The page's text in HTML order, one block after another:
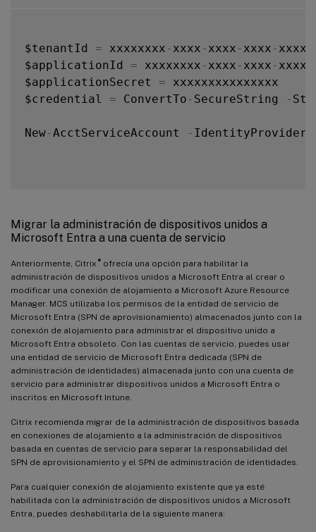
$tenantId = xxxxxxxx - xxxx - xxxx - xxxx -
$applicationId = xxxxxxxx - xxxx - xxxx - xxxx
$applicationSecret = xxxxxxxxxxxxxxx
$credential = ConvertTo - SecureString -
New-AcctServiceAccount -
Migrar la administración de dispositivos unidos a
Microsoft Entra a una cuenta de servicio
Anteriormente, Citrix ®ofrecía una opción para habilitar la
administración de dispositivos unidos a Microsoft Entra al crear o
modificar una conexión de alojamiento a Microsoft Azure Resource
Manager. MCS utilizaba los permisos de la entidad de servicio de
Microsoft Entra (SPN de aprovisionamiento) almacenados junto con la
conexión de alojamiento para administrar el dispositivo unido a
Microsoft Entra obsoleto. Con las cuentas de servicio, puedes usar
una entidad de servicio de Microsoft Entra dedicada (SPN de
administración de identidades) almacenada junto con una cuenta de
servicio para administrar dispositivos unidos a Microsoft Entra o
inscritos en Microsoft Intune.
Citrix recomienda migrar de la administración de dispositivos basada
en conexiones de alojamiento a la administración de dispositivos
basada en cuentas de servicio para separar la responsabilidad del
SPN de aprovisionamiento y el SPN de administración de identidades.
Para cualquier conexión de alojamiento existente que ya esté
habilitada con la administración de dispositivos unidos a Microsoft
Entra, puedes deshabilitarla de la siguiente manera: